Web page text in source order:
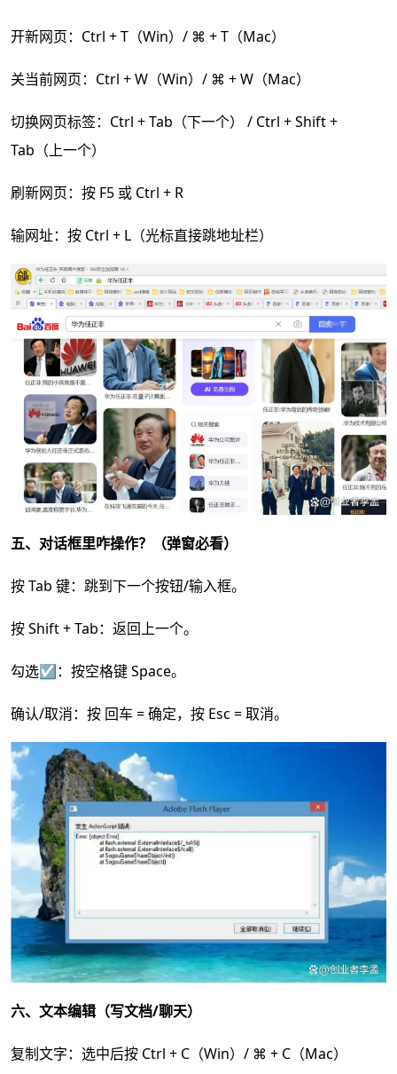
开新网页：Ctrl + T（Win）/ ⌘ + T（Mac）
关当前网页：Ctrl + W（Win）/ ⌘ + W（Mac）
切换网页标签：Ctrl + Tab（下一个） / Ctrl + Shift +
Tab（上一个）
刷新网页：按 F5 或 Ctrl + R
输网址：按 Ctrl + L（光标直接跳地址栏）
五、对话框里咋操作？（弹窗必看）
按 Tab 键：跳到下一个按钮/输入框。
按 Shift + Tab：返回上一个。
勾选☑️：按空格键 Space。
确认/取消：按 回车 = 确定，按 Esc = 取消。
六、文本编辑（写文档/聊天）
复制文字：选中后按 Ctrl + C（Win）/ ⌘ + C（Mac）